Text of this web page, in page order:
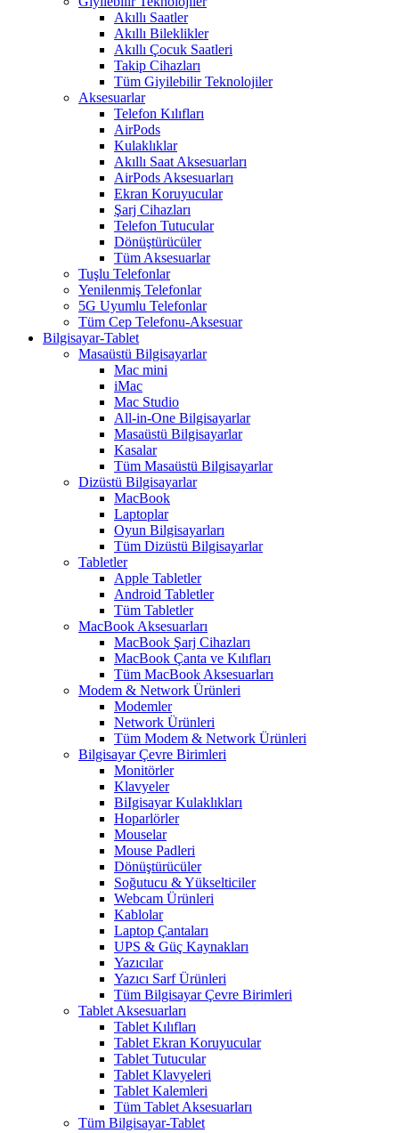
Akıllı Saatler
Akıllı Bileklikler
Akıllı Çocuk Saatleri
Takip Cihazları
Tüm Giyilebilir Teknolojiler
Aksesuarlar
Telefon Kılıfları
AirPods
Kulaklıklar
Akıllı Saat Aksesuarları
AirPods Aksesuarları
Ekran Koruyucular
Şarj Cihazları
Telefon Tutucular
Dönüştürücüler
Tüm Aksesuarlar
Tuşlu Telefonlar
Yenilenmiş Telefonlar
5G Uyumlu Telefonlar
Tüm Cep Telefonu-Aksesuar
Bilgisayar-Tablet
Masaüstü Bilgisayarlar
Mac mini
iMac
Mac Studio
All-in-One Bilgisayarlar
Masaüstü Bilgisayarlar
Kasalar
Tüm Masaüstü Bilgisayarlar
Dizüstü Bilgisayarlar
MacBook
Laptoplar
Oyun Bilgisayarları
Tüm Dizüstü Bilgisayarlar
Tabletler
Apple Tabletler
Android Tabletler
Tüm Tabletler
MacBook Aksesuarları
MacBook Şarj Cihazları
MacBook Çanta ve Kılıfları
Tüm MacBook Aksesuarları
Modem & Network Ürünleri
Modemler
Network Ürünleri
Tüm Modem & Network Ürünleri
Bilgisayar Çevre Birimleri
Monitörler
Klavyeler
BiIgisayar Kulaklıkları
Hoparlörler
Mouselar
Mouse Padleri
Dönüştürücüler
Soğutucu & Yükselticiler
Webcam Ürünleri
Kablolar
Laptop Çantaları
UPS & Güç Kaynakları
Yazıcılar
Yazıcı Sarf Ürünleri
Tüm Bilgisayar Çevre Birimleri
Tablet Aksesuarları
Tablet Kılıfları
Tablet Ekran Koruyucular
Tablet Tutucular
Tablet Klavyeleri
Tablet Kalemleri
Tüm Tablet Aksesuarları
Tüm Bilgisayar-Tablet